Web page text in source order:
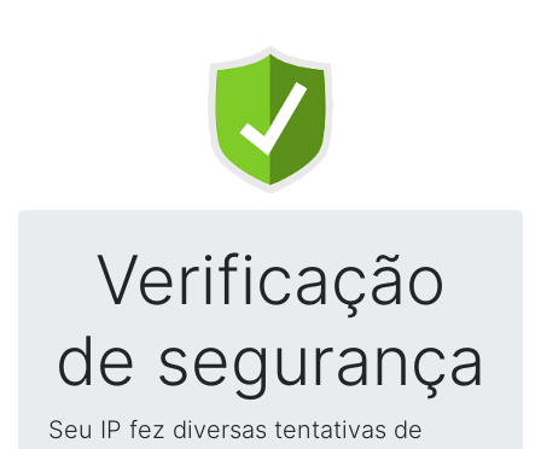
Verificação
de segurança
Seu IP fez diversas tentativas de